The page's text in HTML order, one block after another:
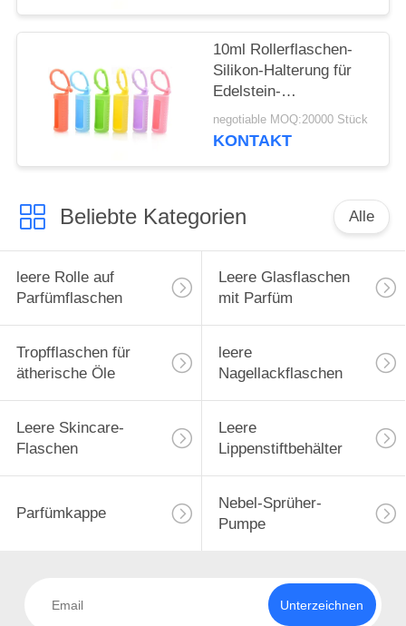
10ml Rollerflaschen-
Silikon-Halterung für
Edelstein-
Rollerflaschen, 5ml
Roll-On-Flaschen,
negotiable MOQ:20000 Stück
KONTAKT
Beliebte Kategorien Alle
leere Rolle auf
Parfümflaschen
Leere Glasflaschen
mit Parfüm
Tropfflaschen für
ätherische Öle
leere
Nagellackflaschen
Leere Skincare-
Flaschen
Leere
Lippenstiftbehälter
Parfümkappe
Nebel-Sprüher-
Pumpe
Unterzeichnen